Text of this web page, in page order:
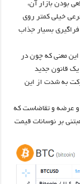
بودن بازار آن،
خیلی کمتر روی
فراگیری بسیار جذاب
معنی که چون در
یک قانون جدید
به شدت از این
و عرضه و تقاضاست که
بر نوسانات قیمت